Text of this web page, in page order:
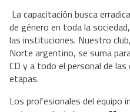
La capacitación busca
de género en toda la
las instituciones. Nuestro
Norte argentino, se suma
CD y a todo el personal de
etapas.
Los profesionales del equipo